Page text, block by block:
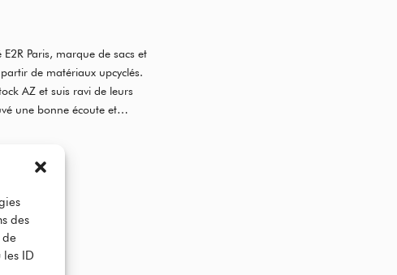
des
de
ID
Paris, marque de sacs et
de matériaux upcyclés.
AZ et suis ravi de leurs
une bonne écoute et